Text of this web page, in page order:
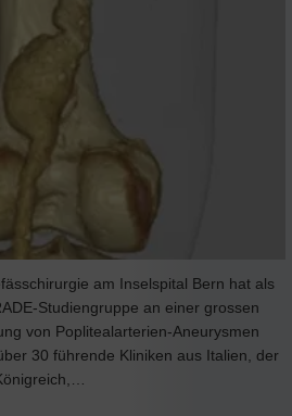
am Inselspital Bern hat als
Studiengruppe an einer grossen
von Poplitealarterien-Aneurysmen
30 führende Kliniken aus Italien, der